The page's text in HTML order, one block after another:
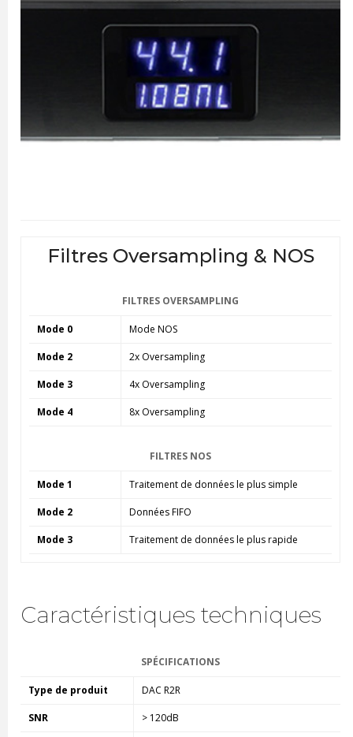
Filtres Oversampling & NOS
FILTRES OVERSAMPLING
Mode 0 Mode NOS
Mode 2 2x Oversampling
Mode 3 4x Oversampling
Mode 4 8x Oversampling
FILTRES NOS
Mode 1 Traitement de données le plus simple
Mode 2 Données FIFO
Mode 3 Traitement de données le plus rapide
Caractéristiques techniques
SPÉCIFICATIONS
Type de produit DAC R2R
SNR > 120dB